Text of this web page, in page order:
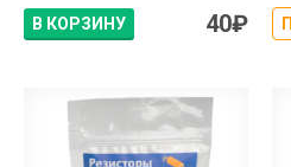
В КОРЗИНУ 40₽